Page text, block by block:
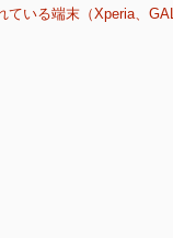
いる端末（Xperia、